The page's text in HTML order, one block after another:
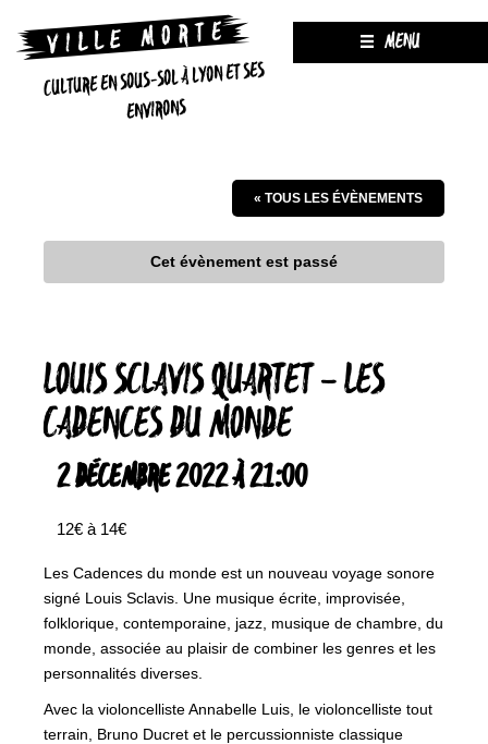
CULTURE EN SOUS-SOL À LYON ET SES
ENVIRONS
MENU
« TOUS LES ÉVÈNEMENTS
Cet évènement est passé
LOUIS SCLAVIS QUARTET – LES
CADENCES DU MONDE
2 DÉCEMBRE 2022 À 21:00
12€ à 14€
Les Cadences du monde est un nouveau voyage sonore
signé Louis Sclavis. Une musique écrite, improvisée,
folklorique, contemporaine, jazz, musique de chambre, du
monde, associée au plaisir de combiner les genres et les
personnalités diverses.
Avec la violoncelliste Annabelle Luis, le violoncelliste tout
terrain, Bruno Ducret et le percussionniste classique